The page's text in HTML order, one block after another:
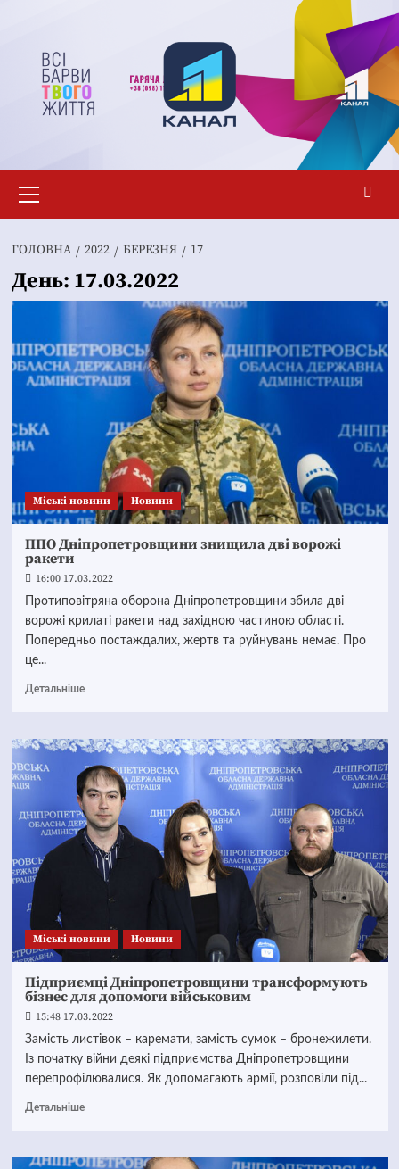
вмісту
меню
ГОЛОВНА 2022 БЕРЕЗНЯ 17
День: 17.03.2022
Mіські новини Новини
ППО Дніпропетровщини знищила дві ворожі
ракети
16:00 17.03.2022
Протиповітряна оборона Дніпропетровщини збила дві
ворожі крилаті ракети над західною частиною області.
Попередньо постаждалих, жертв та руйнувань немає. Про
це...
Детальніше
Mіські новини Новини
Підприємці Дніпропетровщини трансформують
бізнес для допомоги військовим
15:48 17.03.2022
Замість листівок – каремати, замість сумок – бронежилети.
Із початку війни деякі підприємства Дніпропетровщини
перепрофілювалися. Як допомагають армії, розповіли під...
Детальніше